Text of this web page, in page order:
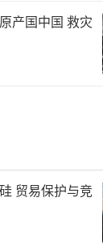
产国中国 救灾
贸易保护与竞